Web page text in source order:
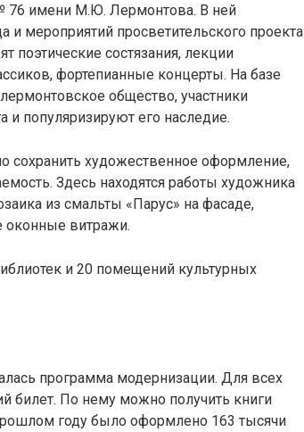
76 имени М.Ю. Лермонтова. В ней
мероприятий просветительского проекта
поэтические состязания, лекции
фортепианные концерты. На базе
общество, участники
и популяризируют его наследие.
сохранить художественное оформление,
Здесь находятся работы художника
из смальты «Парус» на фасаде,
оконные витражи.
и 20 помещений культурных
программа модернизации. Для всех
билет. По нему можно получить книги
году было оформлено 163 тысячи